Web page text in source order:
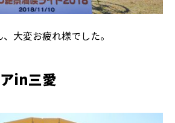
大変お疲れ様でした。
in三愛